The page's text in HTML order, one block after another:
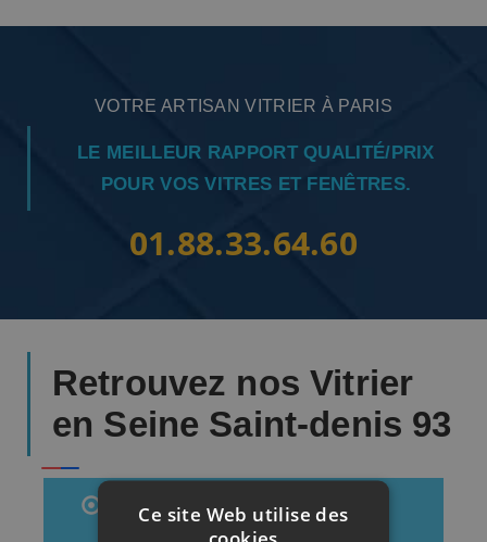
VOTRE ARTISAN VITRIER À PARIS
LE MEILLEUR RAPPORT QUALITÉ/PRIX
POUR VOS VITRES ET FENÊTRES.
01.88.33.64.60
Retrouvez nos Vitrier
en Seine Saint-denis 93
Vitrier Montreuil
Ce site Web utilise des